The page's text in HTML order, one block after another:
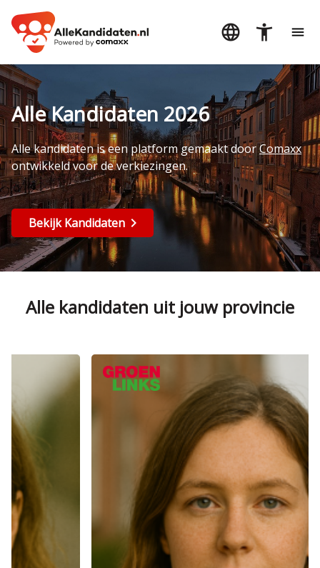
Alle Kandidaten 2026
Alle kandidaten is een platform gemaakt doorComaxx
ontwikkeld voor de verkiezingen.
Bekijk Kandidaten
Alle kandidaten uit jouw provincie